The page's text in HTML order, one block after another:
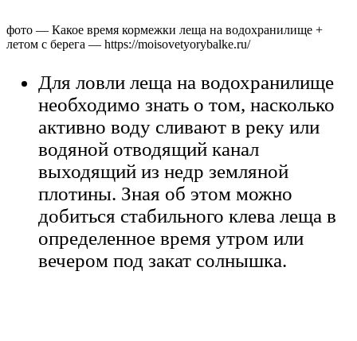
фото — Какое время кормежки леща на водохранилище +
летом с берега — https://moisovetyorybalke.ru/
Для ловли леща на водохранилище
необходимо знать о том, насколько
активно воду сливают в реку или
водяной отводящий канал
выходящий из недр земляной
плотины. Зная об этом можно
добиться стабильного клева леща в
определенное время утром или
вечером под закат солнышка.